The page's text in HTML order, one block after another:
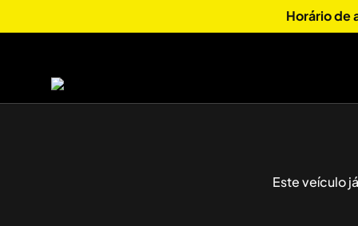
Horário de
Este veículo